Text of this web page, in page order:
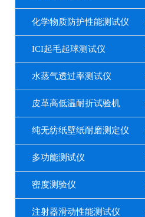
化学物质防护性能测试仪
ICI起毛起球测试仪
水蒸气透过率测试仪
皮革高低温耐折试验机
纯无纺纸壁纸耐磨测定仪
多功能测试仪
密度测验仪
注射器滑动性能测试仪